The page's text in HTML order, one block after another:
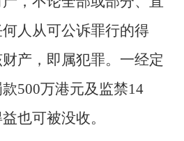
人从可公诉罪行的得
产，即属犯罪。一经定
500万港元及监禁14
也可被没收。